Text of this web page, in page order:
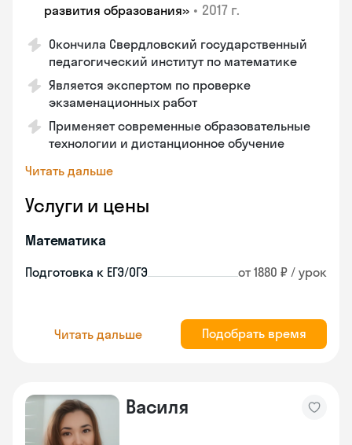
развития образования» • 2017 г.
Окончила Свердловский государственный
педагогический институт по математике
Является экспертом по проверке
экзаменационных работ
Применяет современные образовательные
технологии и дистанционное обучение
Читать дальше
Услуги и цены
Математика
Подготовка к ЕГЭ/ОГЭ от 1880 ₽ / урок
Читать дальше Подобрать время
Василя